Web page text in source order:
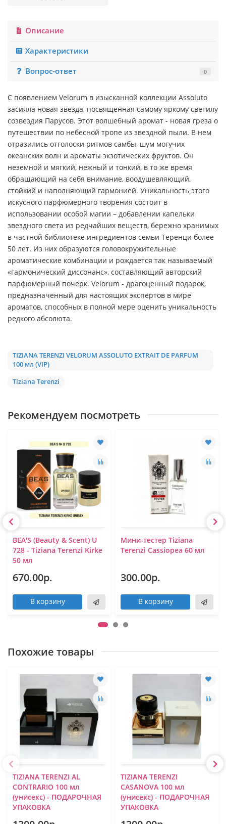
Описание
Характеристики
Вопрос-ответ
0
С появлением Velorum в изысканной коллекции Assoluto
засияла новая звезда, посвященная самому яркому светилу
созвездия Парусов. Этот волшебный аромат - новая греза о
путешествии по небесной тропе из звездной пыли. В нем
отразились отголоски ритмов самбы, шум могучих
океанских волн и ароматы экзотических фруктов. Он
неземной и мягкий, нежный и тонкий, в то же время
обращающий на себя внимание, воодушевляющий,
стойкий и наполняющий гармонией. Уникальность этого
искусного парфюмерного творения состоит в
использовании особой магии – добавлении капельки
звездного света из редчайших веществ, бережно хранимых
в частной библиотеке ингредиентов семьи Теренци более
50 лет. Из них образуются головокружительные
ароматические комбинации и рождается так называемый
«гармонический диссонанс», составляющий авторский
парфюмерный почерк. Velorum - драгоценный подарок,
предназначенный для настоящих экспертов в мире
ароматов, способных в полной мере оценить уникальность
редкого абсолюта.
TIZIANA TERENZI VELORUM ASSOLUTO EXTRAIT DE PARFUM
100 мл (VIP)
Tiziana Terenzi
Рекомендуем посмотреть
BEA'S (Beauty & Scent) U
728 - Tiziana Terenzi Kirke
50 мл
670.00р.
В корзину
Мини-тестер Tiziana
Terenzi Cassiopea 60 мл
300.00р.
В корзину
Похожие товары
TIZIANA TERENZI AL
CONTRARIO 100 мл
(унисекс) - ПОДАРОЧНАЯ
УПАКОВКА
TIZIANA TERENZI
CASANOVA 100 мл
(унисекс) - ПОДАРОЧНАЯ
УПАКОВКА